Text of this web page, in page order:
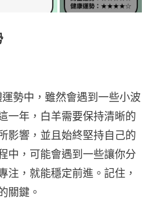
勢中，雖然會遇到一些小波
一年，白羊需要保持清晰的
影響，並且始終堅持自己的
中，可能會遇到一些讓你分
注，就能穩定前進。記住，
關鍵。